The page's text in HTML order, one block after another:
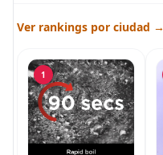
Ver rankings por ciudad →
1